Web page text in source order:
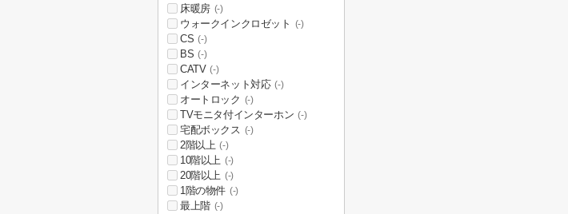
床暖房 (-)
ウォークインクロゼット (-)
CS (-)
BS (-)
CATV (-)
インターネット対応 (-)
オートロック (-)
TVモニタ付インターホン (-)
宅配ボックス (-)
2階以上 (-)
10階以上 (-)
20階以上 (-)
1階の物件 (-)
最上階 (-)